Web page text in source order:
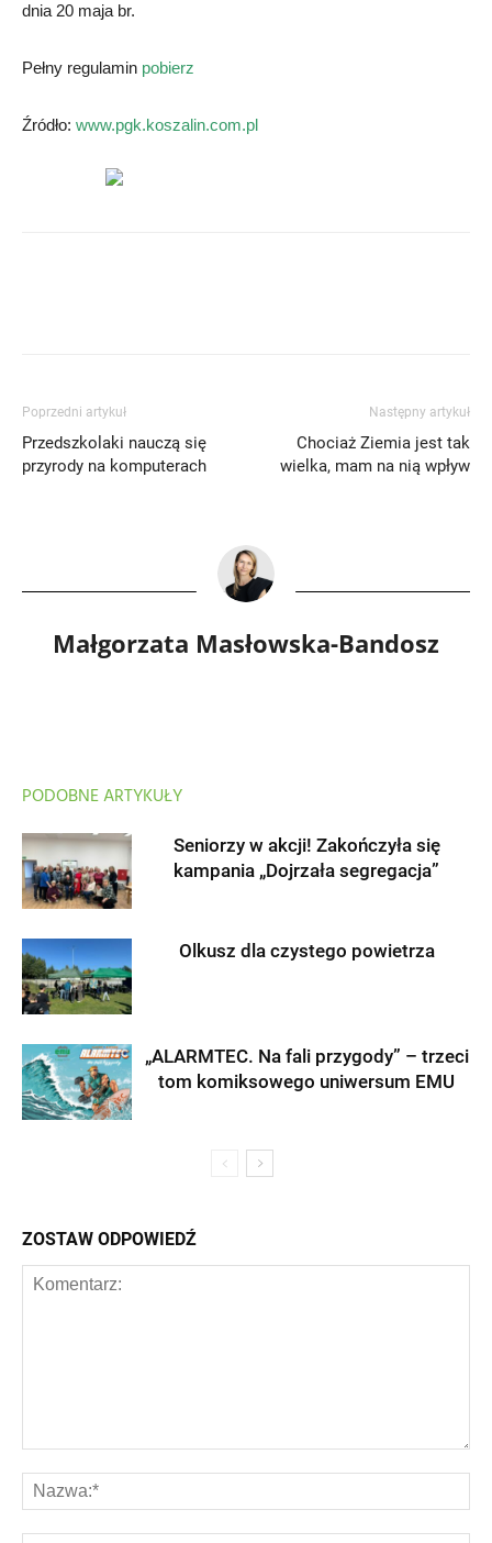
dnia 20 maja br.
Pełny regulamin pobierz
Źródło: www.pgk.koszalin.com.pl
Poprzedni artykuł
Przedszkolaki nauczą się
przyrody na komputerach
Następny artykuł
Chociaż Ziemia jest tak
wielka, mam na nią wpływ
Małgorzata Masłowska-Bandosz
PODOBNE ARTYKUŁY
Seniorzy w akcji! Zakończyła się
kampania „Dojrzała segregacja”
Olkusz dla czystego powietrza
„ALARMTEC. Na fali przygody” – trzeci
tom komiksowego uniwersum EMU
ZOSTAW ODPOWIEDŹ